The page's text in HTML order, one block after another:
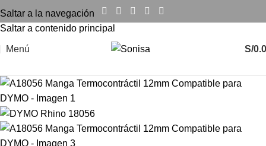
Saltar a la navegación
Saltar a contenido principal
Menú S/